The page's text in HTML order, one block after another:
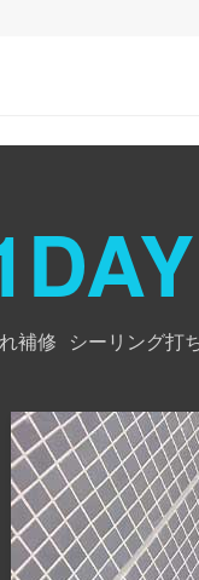
補修 シーリング打